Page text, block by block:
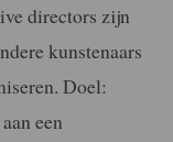
directors zijn
kunstenaars
Doel:
een